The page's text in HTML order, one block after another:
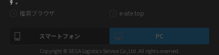
推奨ブラウザ e-site top
スマートフォン PC
Copyright © SEGA Logistics Service Co.,Ltd. All rights reserved.